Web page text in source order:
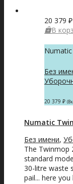
20 379 ₽
В
Без
20 379 ₽
Numatic
Без имени,
The Twinmop
standard
30-litre waste
pail... here